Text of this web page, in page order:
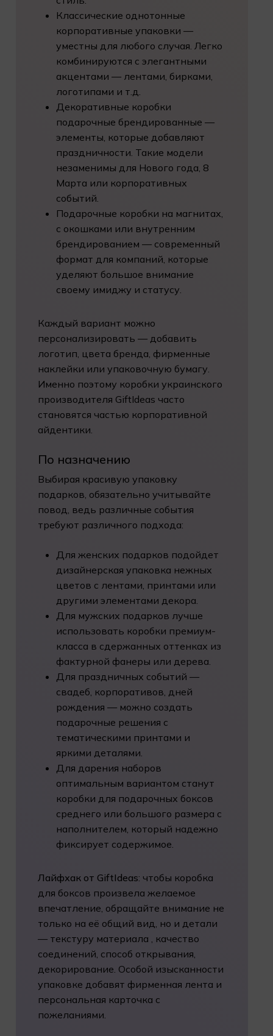
Классические однотонные
корпоративные упаковки —
уместны для любого случая. Легко
комбинируются с элегантными
акцентами — лентами, бирками,
логотипами и т.д.
Декоративные коробки
подарочные брендированные —
элементы, которые добавляют
праздничности. Такие модели
незаменимы для Нового года , 8
Марта или корпоративных
событий
Подарочные коробки на магнитах,
с окошками или внутренним
брендированием — современный
формат для компаний, которые
уделяют большое внимание
своему имиджу и статусу.
Каждый вариант можно
персонализировать — добавить
логотип, цвета бренда, фирменные
наклейки или упаковочную бумагу.
Именно поэтому коробки украинского
производителя GiftIdeas часто
становятся частью корпоративной
айдентики.
По назначению
Выбирая красивую упаковку
подарков, обязательно учитывайте
повод, ведь различные события
требуют различного подхода:
Для женских подарков подойдет
дизайнерская упаковка нежных
цветов с лентами, принтами или
другими элементами декора.
Для мужских подарков лучше
использовать коробки премиум-
класса в сдержанных оттенках из
фактурной фанеры или дерева.
Для праздничных событий —
свадеб, корпоративов, дней
рождения — можно создать
подарочные решения с
тематическими принтами и
яркими деталями.
Для дарения наборов
оптимальным вариантом станут
коробки для подарочных боксов
среднего или большого размера с
наполнителем, который надежно
фиксирует содержимое.
Лайфхак от GiftIdeas: чтобы коробка
для боксов произвела желаемое
впечатление, обращайте внимание не
только на её общий вид, но и детали
— текстуру материала
, качество
соединений, способ открывания,
декорирование. Особой изысканности
упаковке добавят фирменная лента и
персональная карточка с
пожеланиями.